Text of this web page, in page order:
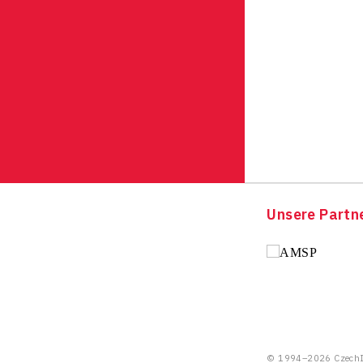
Unsere
© 1994–2026